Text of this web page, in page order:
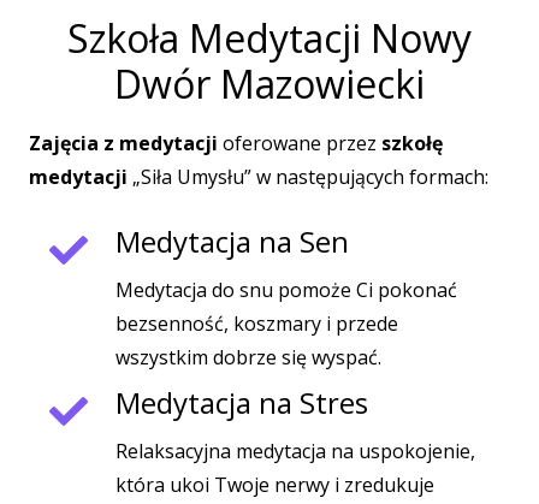
Szkoła Medytacji Nowy
Dwór Mazowiecki
Zajęcia z medytacji oferowane przez szkołę
medytacji „Siła Umysłu” w następujących formach:
Medytacja na Sen
Medytacja do snu pomoże Ci pokonać
bezsenność, koszmary i przede
wszystkim dobrze się wyspać.
Medytacja na Stres
Relaksacyjna medytacja na uspokojenie,
która ukoi Twoje nerwy i zredukuje